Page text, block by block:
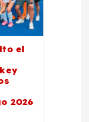
el
2026